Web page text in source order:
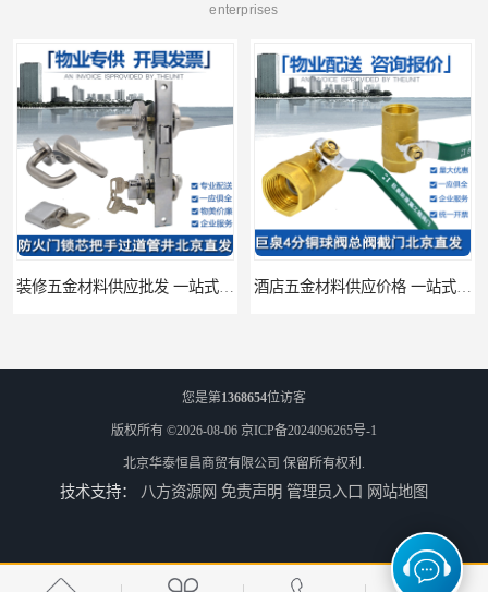
enterprises
建筑五金材料供应配送 一站式五金材料供应商 脸盆冷热水龙头批发商 水龙头冷热洗脸盆池 全城配送
您是第1368654位访客
版权所有 ©2026-08-06 京ICP备2024096265号-1
北京华泰恒昌商贸有限公司 保留所有权利.
技术支持： 八方资源网 免责声明 管理员入口 网站地图